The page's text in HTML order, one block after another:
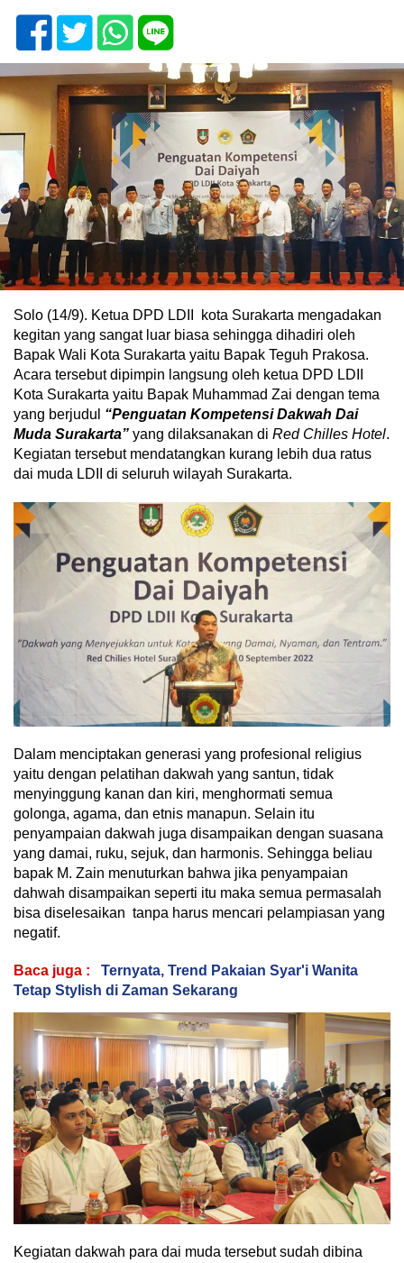
Solo (14/9). Ketua DPD LDII kota Surakarta mengadakan
kegitan yang sangat luar biasa sehingga dihadiri oleh
Bapak Wali Kota Surakarta yaitu Bapak Teguh Prakosa.
Acara tersebut dipimpin langsung oleh ketua DPD LDII
Kota Surakarta yaitu Bapak Muhammad Zai dengan tema
yang berjudul “Penguatan Kompetensi Dakwah Dai
Muda Surakarta” yang dilaksanakan di Red Chilles Hotel.
Kegiatan tersebut mendatangkan kurang lebih dua ratus
dai muda LDII di seluruh wilayah Surakarta.
Dalam menciptakan generasi yang profesional religius
yaitu dengan pelatihan dakwah yang santun, tidak
menyinggung kanan dan kiri, menghormati semua
golonga, agama, dan etnis manapun. Selain itu
penyampaian dakwah juga disampaikan dengan suasana
yang damai, ruku, sejuk, dan harmonis. Sehingga beliau
bapak M. Zain menuturkan bahwa jika penyampaian
dahwah disampaikan seperti itu maka semua permasalah
bisa diselesaikan tanpa harus mencari pelampiasan yang
negatif.
Baca juga :
Ternyata, Trend Pakaian Syar'i Wanita
Tetap Stylish di Zaman Sekarang
Kegiatan dakwah para dai muda tersebut sudah dibina